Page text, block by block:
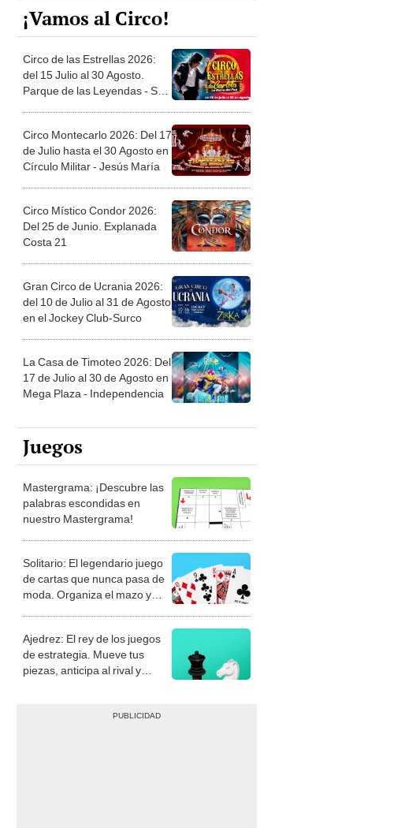
¡Vamos al Circo!
Circo de las Estrellas 2026:
del 15 Julio al 30 Agosto.
Parque de las Leyendas - San
Circo Montecarlo 2026: Del 17
de Julio hasta el 30 Agosto en
Círculo Militar - Jesús María
Circo Místico Condor 2026:
Del 25 de Junio. Explanada
Costa 21
Gran Circo de Ucrania 2026:
del 10 de Julio al 31 de Agosto
en el Jockey Club-Surco
La Casa de Timoteo 2026: Del
17 de Julio al 30 de Agosto en
Mega Plaza - Independencia
Juegos
Mastergrama: ¡Descubre las
palabras escondidas en
nuestro Mastergrama!
Solitario: El legendario juego
de cartas que nunca pasa de
moda. Organiza el mazo y
Ajedrez: El rey de los juegos
de estrategia. Mueve tus
piezas, anticipa al rival y